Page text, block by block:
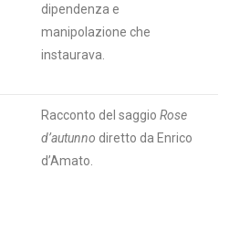
dipendenza e
manipolazione che
instaurava.
Racconto del saggio Rose
d’autunno diretto da Enrico
d’Amato.